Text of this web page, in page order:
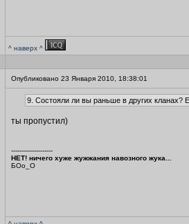
^ наверх ^
Опубликовано 23 Января 2010, 18:38:01
9. Состояли ли вы раньше в других кланах?
ты пропустил)
--------------------
НЕТ! ничего хуже жужжания навозного жука...
БОo_O